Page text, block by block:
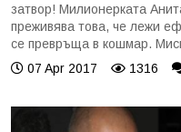
затвор! Милионерката
преживява това, че лежи
се превръща в кошмар.
07 Apr 2017
1316